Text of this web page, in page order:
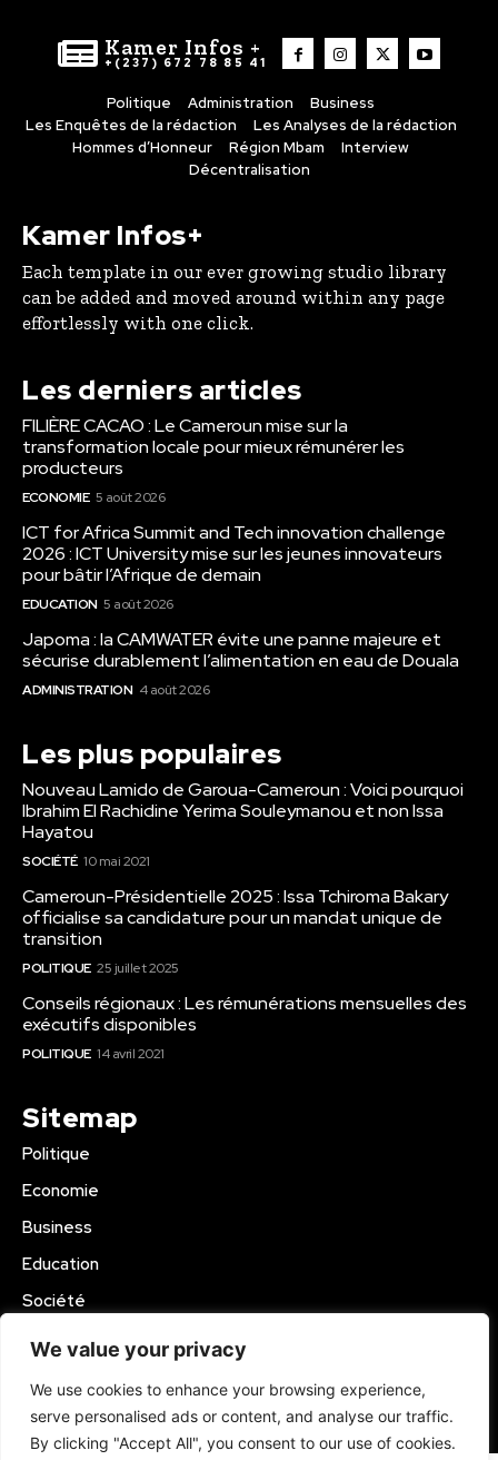
We value your privacy
We use cookies to enhance your browsing experience,
serve personalised ads or content, and analyse our traffic.
By clicking "Accept All", you consent to our use of cookies.
Kamer Infos +
+(237) 672 78 85 41
Politique Administration
Business
Les Enquêtes de la rédaction
Les Analyses de la rédaction
Hommes d’Honneur
Région Mbam
Interview
Décentralisation
Kamer Infos+
Each template in our ever growing studio library
can be added and moved around within any page
effortlessly with one click.
Les derniers articles
FILIÈRE CACAO : Le Cameroun mise sur la
transformation locale pour mieux rémunérer les
producteurs
ECONOMIE 5 août 2026
ICT for Africa Summit and Tech innovation challenge
2026 : ICT University mise sur les jeunes innovateurs
pour bâtir l’Afrique de demain
EDUCATION 5 août 2026
Japoma : la CAMWATER évite une panne majeure et
sécurise durablement l’alimentation en eau de Douala
ADMINISTRATION 4 août 2026
Les plus populaires
Nouveau Lamido de Garoua-Cameroun : Voici pourquoi
Ibrahim El Rachidine Yerima Souleymanou et non Issa
Hayatou
SOCIÉTÉ 10 mai 2021
Cameroun-Présidentielle 2025 : Issa Tchiroma Bakary
officialise sa candidature pour un mandat unique de
transition
POLITIQUE 25 juillet 2025
Conseils régionaux : Les rémunérations mensuelles des
exécutifs disponibles
POLITIQUE 14 avril 2021
Sitemap
Politique
Economie
Business
Education
Société
Sport
© 2024 Kamer Infos+. All Rights Reserved.